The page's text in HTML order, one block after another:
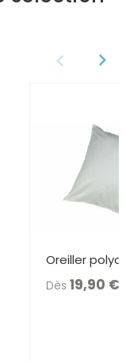
Oreiller
Dès 19,90